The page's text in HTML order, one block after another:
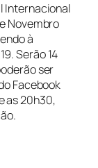
Internacional
Novembro
à
Serão 14
ser
Facebook
as 20h30,